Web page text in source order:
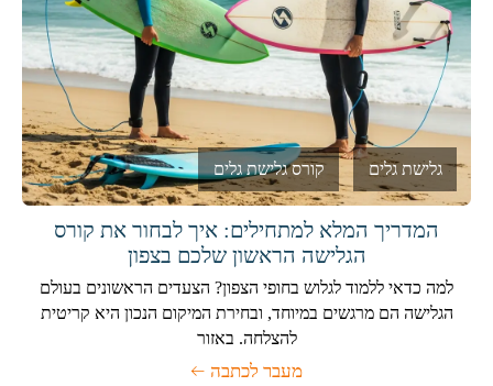
גלישת גלים קורס גלישת גלים
המדריך המלא למתחילים: איך לבחור את קורס
הגלישה הראשון שלכם בצפון
למה כדאי ללמוד לגלוש בחופי הצפון? הצעדים הראשונים בעולם
הגלישה הם מרגשים במיוחד, ובחירת המיקום הנכון היא קריטית
להצלחה. באזור
מעבר לכתבה